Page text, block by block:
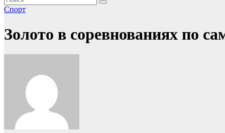
Спорт
Золото в соревнованиях по